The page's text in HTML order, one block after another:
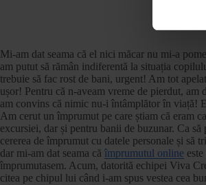
Mi-am dat seama că el nici măcar nu mi-a
am putut să rămân indiferentă la situația
trebuie să fac rost de bani, urgent! Am tot
ușor! Pentru că n-aveam vreme de pierdut,
am convins că nimic nu-i întâmplător în viață!
Am cerut un împrumut pe care știam că eram
excursiei, dar și pentru banii de buzunar. Ca
cererea de împrumut cu datele personale și
dar mi-am dat seama că împrumutul online
împrumutasem. Acum, datorită echipei Viva
citea pe chipul lui când i-am spus vestea cea